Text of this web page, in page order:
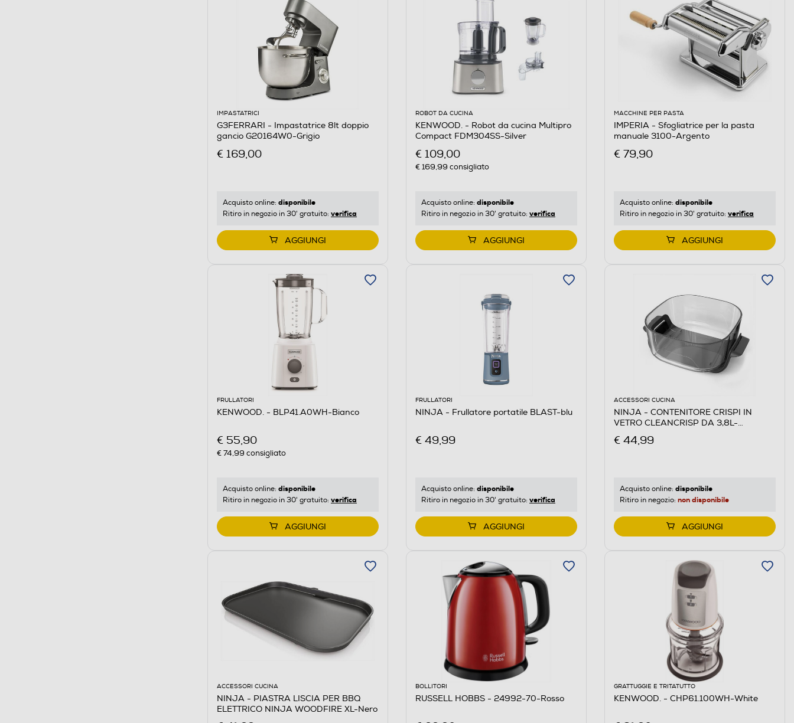
IMPASTATRICI
G3FERRARI - Impastatrice 8lt doppio
gancio G20164W0-Grigio
€ 169,00
Acquisto online: disponibile
Ritiro in negozio in 30' gratuito: verifica
AGGIUNGI
ROBOT DA CUCINA
KENWOOD. - Robot da cucina Multipro
Compact FDM304SS-Silver
€ 109,00
€ 169,99 consigliato
Acquisto online: disponibile
Ritiro in negozio in 30' gratuito: verifica
AGGIUNGI
MACCHINE PER PASTA
IMPERIA - Sfogliatrice per la pasta
manuale 3100-Argento
€ 79,90
Acquisto online: disponibile
Ritiro in negozio in 30' gratuito: verifica
AGGIUNGI
FRULLATORI
KENWOOD. - BLP41.A0WH-Bianco
€ 55,90
€ 74,99 consigliato
Acquisto online: disponibile
Ritiro in negozio in 30' gratuito: verifica
AGGIUNGI
FRULLATORI
NINJA - Frullatore portatile BLAST-blu
€ 49,99
Acquisto online: disponibile
Ritiro in negozio in 30' gratuito: verifica
AGGIUNGI
ACCESSORI CUCINA
NINJA - CONTENITORE CRISPI IN
VETRO CLEANCRISP DA 3,8L-
€ 44,99
Acquisto online: disponibile
Ritiro in negozio: non disponibile
AGGIUNGI
ACCESSORI CUCINA
NINJA - PIASTRA LISCIA PER BBQ
ELETTRICO NINJA WOODFIRE XL-Nero
BOLLITORI
RUSSELL HOBBS - 24992-70-Rosso
GRATTUGGIE E TRITATUTTO
KENWOOD. - CHP61.100WH-White